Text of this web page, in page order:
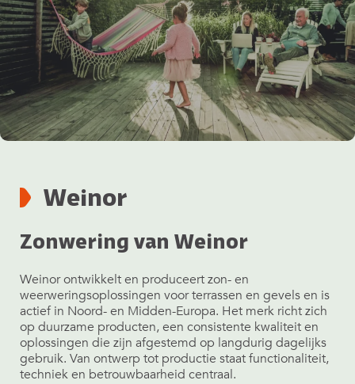
Weinor
Zonwering van Weinor
Weinor ontwikkelt en produceert zon- en
weerweringsoplossingen voor terrassen en gevels en is
actief in Noord- en Midden-Europa. Het merk richt zich
op duurzame producten, een consistente kwaliteit en
oplossingen die zijn afgestemd op langdurig dagelijks
gebruik. Van ontwerp tot productie staat functionaliteit,
techniek en betrouwbaarheid centraal.